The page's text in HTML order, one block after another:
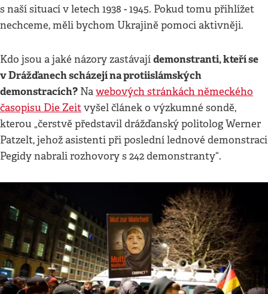
s naší situací v letech 1938 - 1945. Pokud tomu přihlížet
nechceme, měli bychom Ukrajině pomoci aktivněji.
Kdo jsou a jaké názory zastávajídemonstranti, kteří se
v Drážďanech scházejí na protiislámských
demonstracích? Nawebových stránkách německého
časopisu Die Zeitvyšel článek o výzkumné sondě,
kterou „čerstvě představil drážďanský politolog Werner
Patzelt, jehož asistenti při poslední lednové demonstraci
Pegidy nabrali rozhovory s 242 demonstranty“.